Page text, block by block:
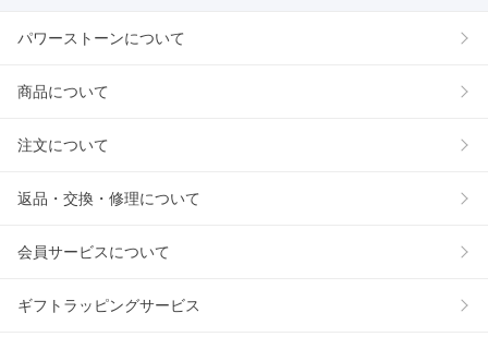
パワーストーンについて
商品について
注文について
返品・交換・修理について
会員サービスについて
ギフトラッピングサービス